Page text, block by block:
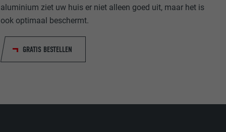
aluminium ziet uw huis er niet alleen goed uit, maar het is
ook optimaal beschermt.
GRATIS BESTELLEN
het